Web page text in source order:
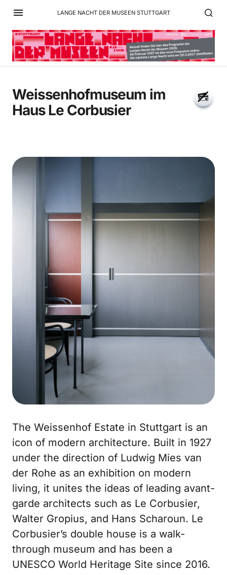
LANGE NACHT DER MUSEEN STUTTGART
Weissenhofmuseum im
Haus Le Corbusier
The Weissenhof Estate in Stuttgart is an
icon of modern architecture. Built in 1927
under the direction of Ludwig Mies van
der Rohe as an exhibition on modern
living, it unites the ideas of leading avant-
garde architects such as Le Corbusier,
Walter Gropius, and Hans Scharoun. Le
Corbusier’s double house is a walk-
through museum and has been a
UNESCO World Heritage Site since 2016.